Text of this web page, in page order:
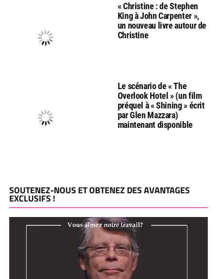
« Christine : de Stephen
King à John Carpenter »,
un nouveau livre autour de
Christine
Le scénario de « The
Overlook Hotel » (un film
préquel à « Shining » écrit
par Glen Mazzara)
maintenant disponible
SOUTENEZ-NOUS ET OBTENEZ DES AVANTAGES
EXCLUSIFS !